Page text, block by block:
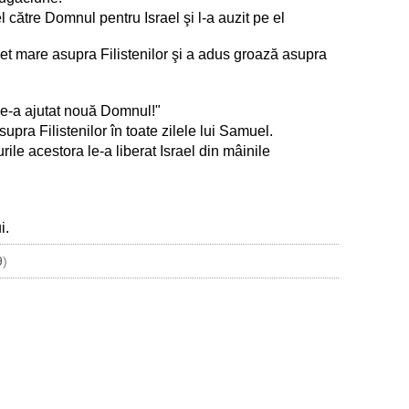
Domnul pentru Israel şi l-a auzit pe el
mare asupra Filistenilor şi a adus groază asupra
a ajutat nouă Domnul!"
Filistenilor în toate zilele lui Samuel.
acestora le-a liberat Israel din mâinile
)